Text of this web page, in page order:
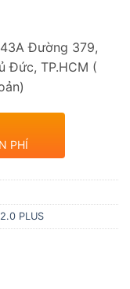
Đường 379,
Đức, TP.HCM (
PHÍ
PLUS